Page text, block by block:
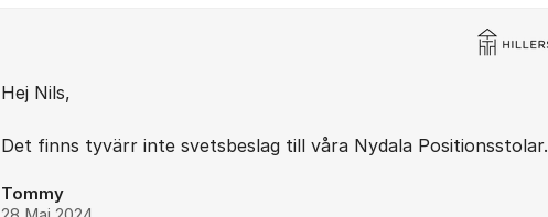
Hej Nils,
Det finns tyvärr inte svetsbeslag till våra Nydala Positionsstolar.
Tommy